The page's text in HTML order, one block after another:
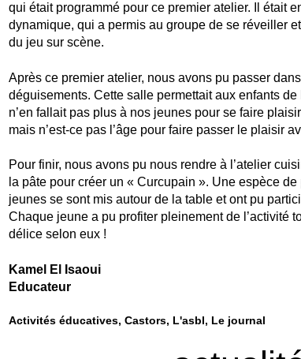
qui était programmé pour ce premier atelier. Il était
dynamique, qui a permis au groupe de se réveiller
du jeu sur scène.
Après ce premier atelier, nous avons pu passer
déguisements. Cette salle permettait aux enfants
n’en fallait pas plus à nos jeunes pour se faire
mais n’est-ce pas l’âge pour faire passer le plaisir
Pour finir, nous avons pu nous rendre à l’atelier
la pâte pour créer un « Curcupain ». Une espèce
jeunes se sont mis autour de la table et ont pu
Chaque jeune a pu profiter pleinement de l’activité
délice selon eux !
Kamel El Isaoui
Educateur
Activités éducatives Castors L'asbl Le journal